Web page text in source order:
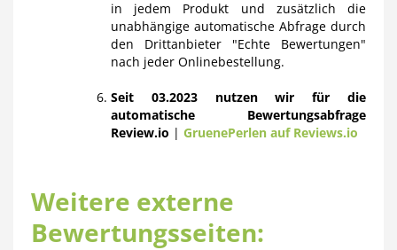
in jedem Produkt und zusätzlich die
unabhängige automatische Abfrage durch
den Drittanbieter "Echte Bewertungen"
nach jeder Onlinebestellung.
Seit 03.2023 nutzen wir für die
automatische Bewertungsabfrage
Review.io | GruenePerlen auf Reviews.io
Weitere externe
Bewertungsseiten: